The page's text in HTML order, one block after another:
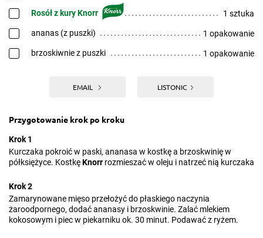
Rosół z kury Knorr 1 sztuka
ananas (z puszki) 1 opakowanie
brzoskiwnie z puszki 1 opakowanie
EMAIL LISTONIC
Przygotowanie krok po kroku
Krok 1
Kurczaka pokroić w paski, ananasa w kostkę a brzoskwinię w
półksiężyce. KostkęKnorr rozmieszać w oleju i natrzeć nią kurczaka
Krok 2
Zamarynowane mięso przełożyć do płaskiego naczynia
żaroodpornego, dodać ananasy i brzoskwinie. Zalać mlekiem
kokosowym i piec w piekarniku ok. 30 minut. Podawać z ryżem.